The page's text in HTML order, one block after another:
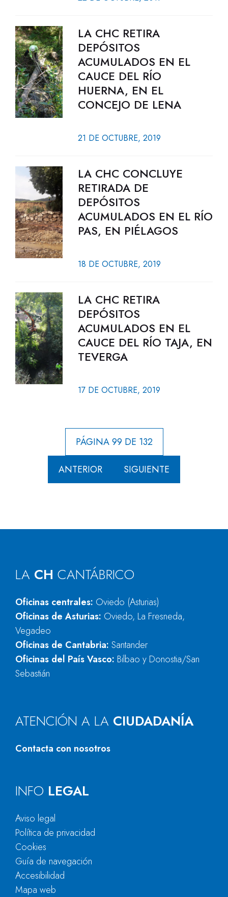
LA CHC RETIRA
DEPÓSITOS
ACUMULADOS EN EL
CAUCE DEL RÍO
HUERNA, EN EL
CONCEJO DE LENA
21 DE OCTUBRE, 2019
LA CHC CONCLUYE
RETIRADA DE
DEPÓSITOS
ACUMULADOS EN EL RÍO
PAS, EN PIÉLAGOS
18 DE OCTUBRE, 2019
LA CHC RETIRA
DEPÓSITOS
ACUMULADOS EN EL
CAUCE DEL RÍO TAJA, EN
TEVERGA
17 DE OCTUBRE, 2019
PÁGINA 99 DE 132
ANTERIOR SIGUIENTE
LA CH CANTÁBRICO
Oficinas centrales: Oviedo (Asturias)
Oficinas de Asturias: Oviedo, La Fresneda,
Vegadeo
Oficinas de Cantabria: Santander
Oficinas del País Vasco: Bilbao y Donostia/San
Sebastián
ATENCIÓN A LA CIUDADANÍA
Contacta con nosotros
INFO LEGAL
Aviso legal
Política de privacidad
Cookies
Guía de navegación
Accesibilidad
Mapa web